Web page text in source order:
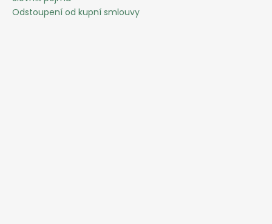
Odstoupení od kupní smlouvy